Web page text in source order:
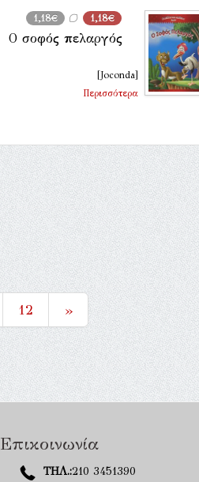
1,18€
1,18€
Ο σοφός πελαργός
[Joconda]
Περισσότερα
12 »
Επικοινωνία
ΤΗΛ.:210 3451390